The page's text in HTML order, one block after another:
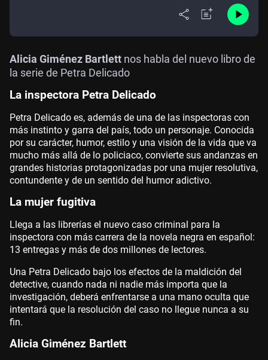
Alicia Giménez Bartlett nos habla del nuevo libro de
la serie de Petra Delicado
La inspectora Petra Delicado
Petra Delicado es, además de una de las inspectoras con
más instinto y garra del país, todo un personaje. Conocida
por su carácter, humor, estilo y una visión de la vida que va
mucho más allá de lo policiaco, convierte sus andanzas en
grandes historias protagonizadas por una mujer resolutiva,
contundente y de un sentido del humor adictivo.
La mujer fugitiva
Llega a las librerías el nuevo caso criminal para la
inspectora con más carrera de la novela negra en español:
13 entregas y más de dos millones de lectores.
Una Petra Delicado bajo los efectos de la maldición del
detective, cuando nada ni nadie más importa que la
investigación, deberá enfrentarse a una mano oculta que
intentará que la resolución del caso no llegue nunca a su
fin.
Alicia Giménez Bartlett